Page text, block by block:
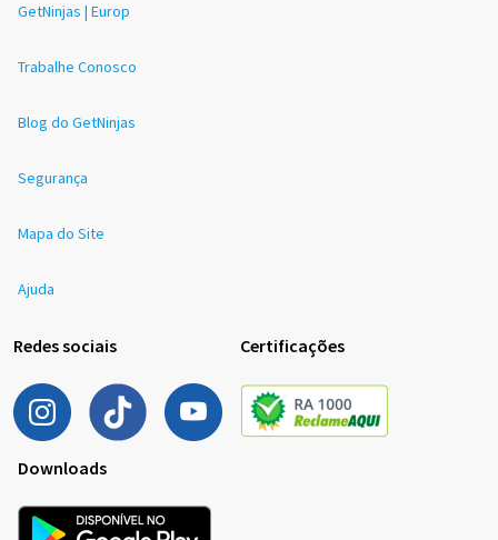
GetNinjas | Europ
Trabalhe Conosco
Blog do GetNinjas
Segurança
Mapa do Site
Ajuda
Redes sociais Certificações
Downloads